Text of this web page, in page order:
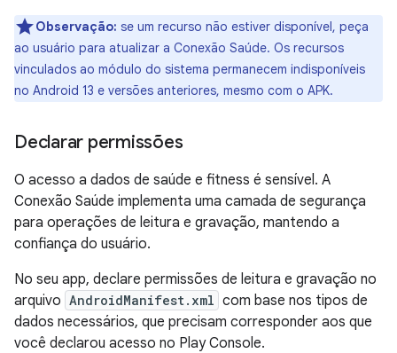
Observação: se um recurso não estiver disponível, peça
ao usuário para atualizar a Conexão Saúde. Os recursos
vinculados ao módulo do sistema permanecem indisponíveis
no Android 13 e versões anteriores, mesmo com o APK.
Declarar permissões
O acesso a dados de saúde e fitness é sensível. A
Conexão Saúde implementa uma camada de segurança
para operações de leitura e gravação, mantendo a
confiança do usuário.
No seu app, declare permissões de leitura e gravação no
arquivo AndroidManifest.xml com base nos tipos de
dados necessários, que precisam corresponder aos que
você declarou acesso no Play Console.